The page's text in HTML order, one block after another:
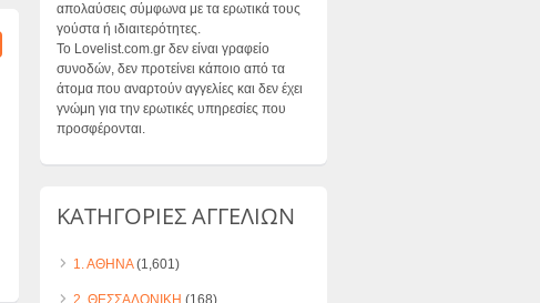
απολαύσεις σύμφωνα με τα ερωτικά τους
γούστα ή ιδιαιτερότητες.
Το Lovelist.com.gr δεν είναι γραφείο
συνοδών, δεν προτείνει κάποιο από τα
άτομα που αναρτούν αγγελίες και δεν έχει
γνώμη για την ερωτικές υπηρεσίες που
προσφέρονται.
ΚΑΤΗΓΟΡΙΕΣ ΑΓΓΕΛΙΩΝ
1. ΑΘΗΝΑ(1,601)
2. ΘΕΣΣΑΛΟΝΙΚΗ (168)